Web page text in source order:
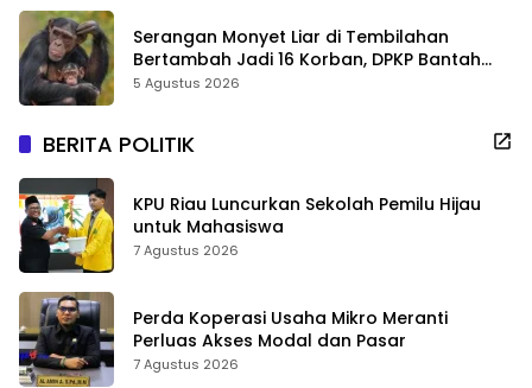
Serangan Monyet Liar di Tembilahan
Bertambah Jadi 16 Korban, DPKP Bantah
Video Gerombolan Viral
5 Agustus 2026
BERITA POLITIK
KPU Riau Luncurkan Sekolah Pemilu Hijau
untuk Mahasiswa
7 Agustus 2026
Perda Koperasi Usaha Mikro Meranti
Perluas Akses Modal dan Pasar
7 Agustus 2026